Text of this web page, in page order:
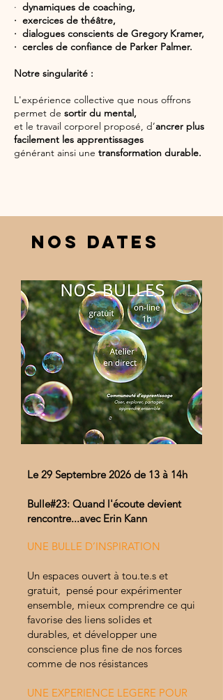
· dynamiques de coaching,
· exercices de théâtre,
· dialogues conscients de Gregory Kramer,
· cercles de confiance de Parker Palmer.
Notre singularité :
L'expérience collective que nous offrons
permet de sortir du mental,
et le travail corporel proposé, d’ancrer plus
facilement les apprentissages
générant ainsi une transformation durable.
Le 29 Septembre 2026 de 13 à 14h
Bulle#23: Quand l'écoute devient
rencontre...avec Erin Kann
UNE BULLE D’INSPIRATION
Un espaces ouvert à tou.te.s et
gratuit, pensé pour expérimenter
ensemble, mieux comprendre ce qui
favorise des liens solides et
durables, et développer une
conscience plus fine de nos forces
comme de nos résistances
UNE EXPERIENCE LEGERE POUR
NOS DATES